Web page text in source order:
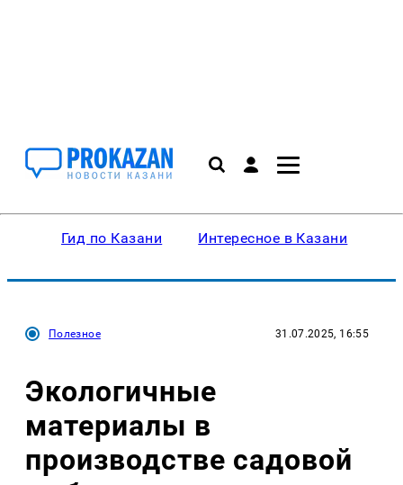
Гид по Казани Интересное в Казани
Полезное 31.07.2025, 16:55
Экологичные
материалы в
производстве садовой